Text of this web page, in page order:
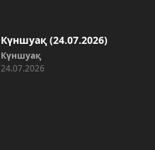
Күншуақ (24.07.2026)
Күншуақ
24.07.2026